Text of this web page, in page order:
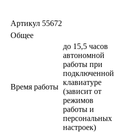
Артикул 55672
Общее
Время работы
до 15,5 часов
автономной
работы при
подключенной
клавиатуре
(зависит от
режимов
работы и
персональных
настроек)